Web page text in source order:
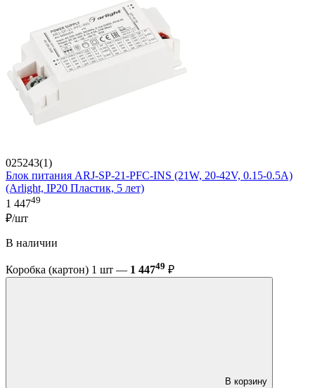
025243(1)
Блок питания ARJ-SP-21-PFC-INS (21W, 20-42V, 0.15-0.5A)
(Arlight, IP20 Пластик, 5 лет)
1 44749
₽/шт
В наличии
Коробка (картон) 1 шт — 1 44749 ₽
В корзину